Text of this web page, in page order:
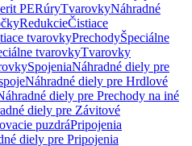
PERúryTvarovkyNáhradné
RedukcieČistiace
tvarovkyPrechodyŠpeciálne
tvarovkyTvarovky
SpojeniaNáhradné diely pre
Náhradné diely pre Hrdlové
diely pre Prechody na iné
diely pre Závitové
puzdráPripojenia
diely pre Pripojenia